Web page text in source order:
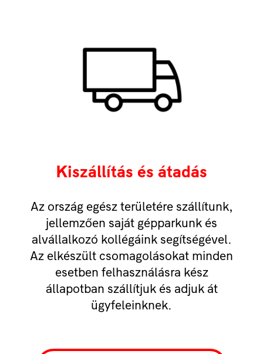
Kiszállítás és átadás
Az ország egész területére szállítunk,
jellemzően saját gépparkunk és
alvállalkozó kollégáink segítségével.
Az elkészült csomagolásokat minden
esetben felhasználásra kész
állapotban szállítjuk és adjuk át
ügyfeleinknek.